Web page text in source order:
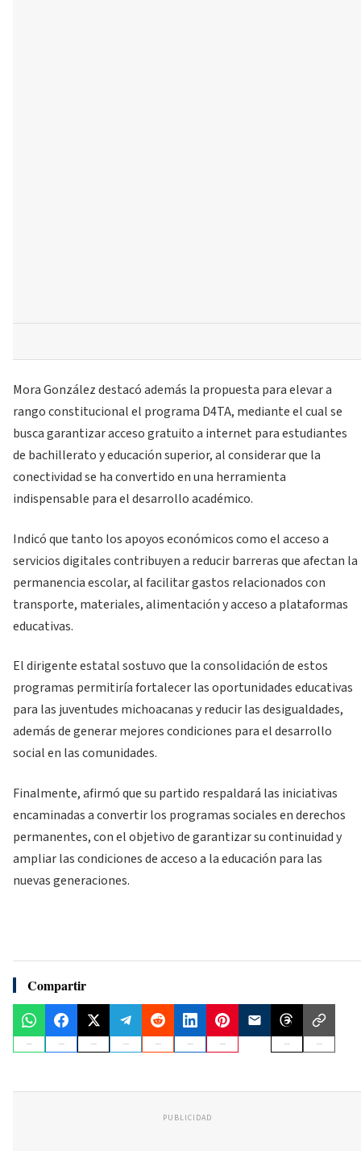
Mora González destacó además la propuesta para elevar a
rango constitucional el programa D4TA, mediante el cual se
busca garantizar acceso gratuito a internet para estudiantes
de bachillerato y educación superior, al considerar que la
conectividad se ha convertido en una herramienta
indispensable para el desarrollo académico.
Indicó que tanto los apoyos económicos como el acceso a
servicios digitales contribuyen a reducir barreras que afectan la
permanencia escolar, al facilitar gastos relacionados con
transporte, materiales, alimentación y acceso a plataformas
educativas.
El dirigente estatal sostuvo que la consolidación de estos
programas permitiría fortalecer las oportunidades educativas
para las juventudes michoacanas y reducir las desigualdades,
además de generar mejores condiciones para el desarrollo
social en las comunidades.
Finalmente, afirmó que su partido respaldará las iniciativas
encaminadas a convertir los programas sociales en derechos
permanentes, con el objetivo de garantizar su continuidad y
ampliar las condiciones de acceso a la educación para las
nuevas generaciones.
Compartir
PUBLICIDAD